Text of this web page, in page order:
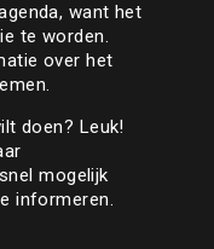
want het
te worden.
over het
doen? Leuk!
mogelijk
informeren.